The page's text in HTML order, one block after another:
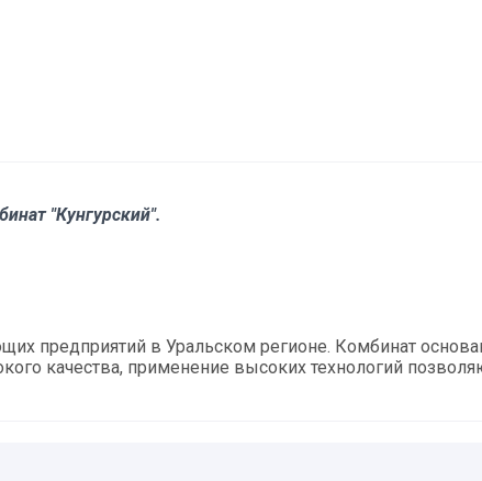
"Кунгурский".
предприятий в Уральском регионе. Комбинат
качества, применение высоких технологий